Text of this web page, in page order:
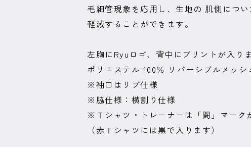
毛細管現象を応用し、生地の 肌側につ
軽減することができます。
左胸にRyuロゴ、背中にプリントが入りま
ポリエステル 100％ リバーシブルメッシ
※袖口はリブ仕様
※脇仕様：横割り仕様
※Ｔシャツ・トレーナーは「闘」マーク
（赤Ｔシャツには黒で入ります）